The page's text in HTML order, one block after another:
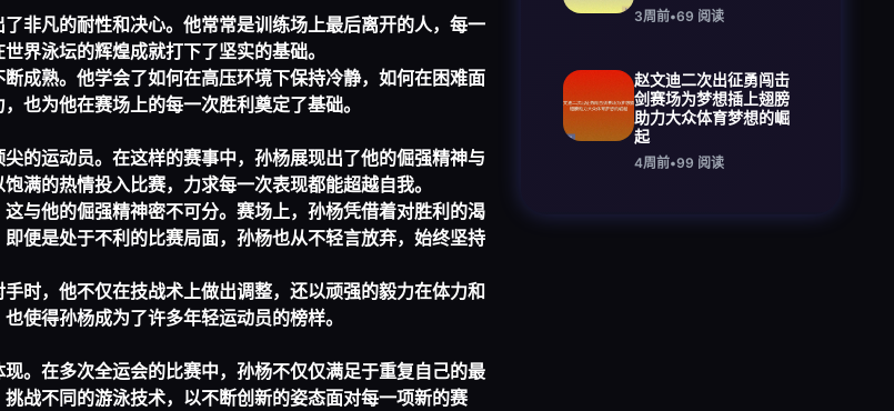
非凡的耐性和决心。他常常是训练场上最后离开的人，每一
界泳坛的辉煌成就打下了坚实的基础。
成熟。他学会了如何在高压环境下保持冷静，如何在困难面
也为他在赛场上的每一次胜利奠定了基础。
的运动员。在这样的赛事中，孙杨展现出了他的倔强精神与
满的热情投入比赛，力求每一次表现都能超越自我。
与他的倔强精神密不可分。赛场上，孙杨凭借着对胜利的渴
便是处于不利的比赛局面，孙杨也从不轻言放弃，始终坚持
时，他不仅在技战术上做出调整，还以顽强的毅力在体力和
使得孙杨成为了许多年轻运动员的榜样。
。在多次全运会的比赛中，孙杨不仅仅满足于重复自己的最
战不同的游泳技术，以不断创新的姿态面对每一项新的赛
3周前•69 阅读
赵文迪二次出征勇闯击
剑赛场为梦想插上翅膀
助力大众体育梦想的崛
起
4周前•99 阅读